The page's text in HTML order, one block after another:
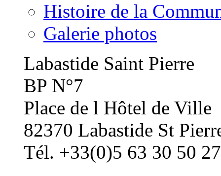
Histoire de la
Galerie photos
Labastide Saint Pierre
BP N°7
Place de l Hôtel de Ville
82370 Labastide St
Tél. +33(0)5 63 30 50 27